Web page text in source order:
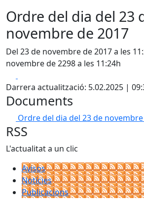
Ordre del dia del 23
novembre de 2017
Del 23 de novembre de 2017 a les
novembre de 2298 a les 11:24h
Darrera actualització: 5.02.2025 |
Documents
Ordre del dia del 23 de
RSS
L'actualitat a un clic
Avisos
Notícies
Publicacions